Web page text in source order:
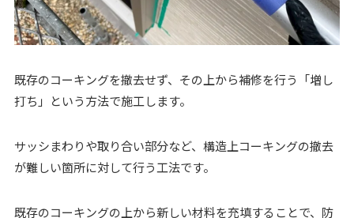
既存のコーキングを撤去せず、その上から補修を行う「増し
打ち」という方法で施工します。
サッシまわりや取り合い部分など、構造上コーキングの撤去
が難しい箇所に対して行う工法です。
既存のコーキングの上から新しい材料を充填することで、防